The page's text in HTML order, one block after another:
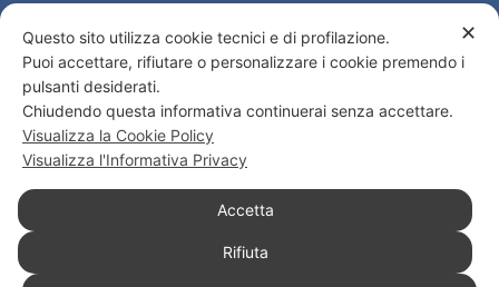
Contatti
Cancelleria: Via Giosuè Carducci, 4 00187 Roma
eMail: cancelleria@ordine-costantiniano.it
Tel. +39 06 47.41.190 +39 06 48.19.401
Social
✕
Questo sito utilizza cookie tecnici e di profilazione.
Puoi accettare, rifiutare o personalizzare i cookie premendo i
pulsanti desiderati.
Chiudendo questa informativa continuerai senza accettare.
Visualizza la Cookie Policy
Visualizza l'Informativa Privacy
Accetta
Rifiuta